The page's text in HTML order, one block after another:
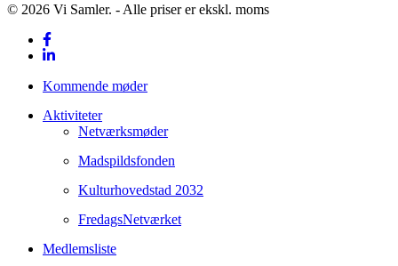
© 2026 Vi Samler. - Alle priser er ekskl. moms
facebook
linkedin
Close
Kommende møder
Aktiviteter
Netværksmøder
Madspildsfonden
Kulturhovedstad 2032
FredagsNetværket
Medlemsliste